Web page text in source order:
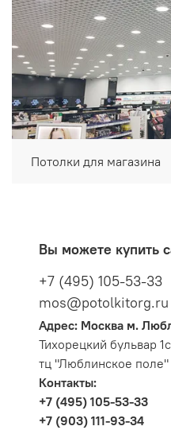
Потолки для магазина
Вы можете купить
+7 (495) 105-53-33
mos@potolkitorg.ru
Адрес: Москва м.
Тихорецкий бульвар
тц "Люблинское поле"
Контакты:
+7 (495) 105-53-33
+7 (903) 111-93-34